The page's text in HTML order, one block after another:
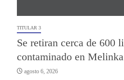
TITULAR 3
Se retiran cerca de 600
contaminado en Melinka
agosto 6, 2026